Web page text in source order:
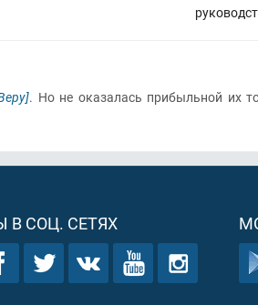
. Но не оказалась прибыльной их
В СОЦ. СЕТЯХ